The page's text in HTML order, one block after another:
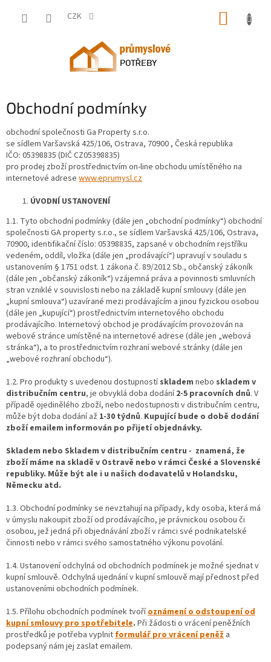
CZK
Obchodní podmínky
obchodní společnosti Ga Property s.r.o.
se sídlem Varšavská 425/106, Ostrava, 70900 , Česká republika
IČO: 05398835 (DIČ CZ05398835)
pro prodej zboží prostřednictvím on-line obchodu umístěného na
internetové adrese www.eprumysl.cz
ÚVODNÍ USTANOVENÍ
1.1. Tyto obchodní podmínky (dále jen „obchodní podmínky“) obchodní
společnosti GA property s.r.o., se sídlem Varšavská 425/106, Ostrava,
70900, identifikační číslo: 05398835, zapsané v obchodním rejstříku
vedeném, oddíl, vložka (dále jen „prodávající“) upravují v souladu s
ustanovením § 1751 odst. 1 zákona č. 89/2012 Sb., občanský zákoník
(dále jen „občanský zákoník“) vzájemná práva a povinnosti smluvních
stran vzniklé v souvislosti nebo na základě kupní smlouvy (dále jen
„kupní smlouva“) uzavírané mezi prodávajícím a jinou fyzickou osobou
(dále jen „kupující“) prostřednictvím internetového obchodu
prodávajícího. Internetový obchod je prodávajícím provozován na
webové stránce umístěné na internetové adrese (dále jen „webová
stránka“), a to prostřednictvím rozhraní webové stránky (dále jen
„webové rozhraní obchodu“).
1.2. Pro produkty s uvedenou dostupnostískladem nebo skladem v
distribučním centru, je obvyklá doba dodání2-5 pracovních dnů. V
případě ojedinělého zboží, nebo nedostupnosti v distribučním centru,
může být doba dodání až 1-30 týdnů. Kupující bude o době dodání
zboží emailem informován po přijetí objednávky.
Skladem nebo Skladem v distribučním centru - znamená, že
zboží máme na skladě v Ostravě nebo v rámci České a Slovenské
republiky. Může být ale i u našich dodavatelů v Holandsku,
Německu atd.
1.3. Obchodní podmínky se nevztahují na případy, kdy osoba, která má
v úmyslu nakoupit zboží od prodávajícího, je právnickou osobou či
osobou, jež jedná při objednávání zboží v rámci své podnikatelské
činnosti nebo v rámci svého samostatného výkonu povolání.
1.4. Ustanovení odchylná od obchodních podmínek je možné sjednat v
kupní smlouvě. Odchylná ujednání v kupní smlouvě mají přednost před
ustanoveními obchodních podmínek.
1.5. Přílohu obchodních podmínek tvoříoznámení o odstoupení od
kupní smlouvy pro spotřebitele. Při žádosti o vrácení peněžních
prostředků je potřeba vyplnit formulář pro vrácení peněž a
podepsaný nám jej zaslat emailem.